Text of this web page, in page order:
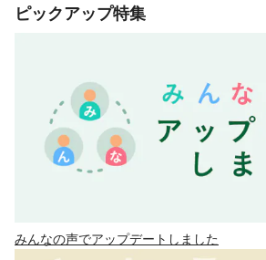
ピックアップ特集
みんなの声でアップデートしました